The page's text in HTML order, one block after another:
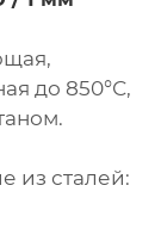
до 850°С,
из сталей: